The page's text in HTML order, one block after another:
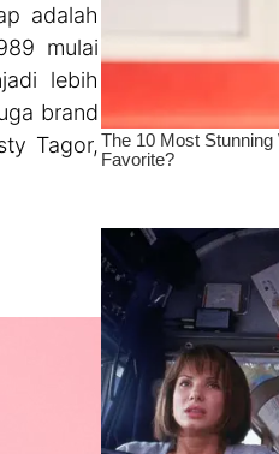
adalah
mulai
lebih
brand
Tagor,